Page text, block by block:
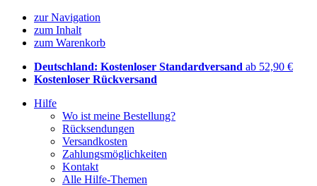
zur Navigation
zum Inhalt
zum Warenkorb
Deutschland: Kostenloser Standardversand ab 52,90 €
Kostenloser Rückversand
Hilfe
Wo ist meine Bestellung?
Rücksendungen
Versandkosten
Zahlungsmöglichkeiten
Kontakt
Alle Hilfe-Themen